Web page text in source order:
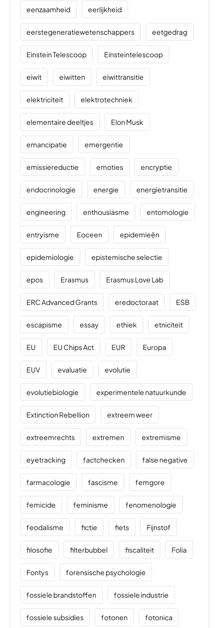
eenzaamheid eerlijkheid
eerstegeneratiewetenschappers eetgedrag
Einstein Telescoop Einsteintelescoop
eiwit eiwitten eiwittransitie
elektriciteit elektrotechniek
elementaire deeltjes Elon Musk
emancipatie emergentie
emissiereductie emoties encryptie
endocrinologie energie energietransitie
engineering enthousiasme entomologie
entryisme Eoceen epidemieën
epidemiologie epistemische selectie
epos Erasmus Erasmus Love Lab
ERC Advanced Grants eredoctoraat ESB
escapisme essay ethiek etniciteit
EU EU Chips Act EUR Europa
EUV evaluatie evolutie
evolutiebiologie experimentele natuurkunde
Extinction Rebellion extreem weer
extreemrechts extremen extremisme
eyetracking factchecken false negative
farmacologie fascisme femgore
femicide feminisme fenomenologie
feodalisme fictie fiets Fijnstof
filosofie filterbubbel fiscaliteit Folia
Fontys forensische psychologie
fossiele brandstoffen fossiele industrie
fossiele subsidies fotonen fotonica